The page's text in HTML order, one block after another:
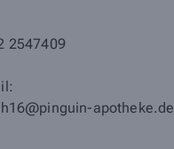
2547409
apotheke.de